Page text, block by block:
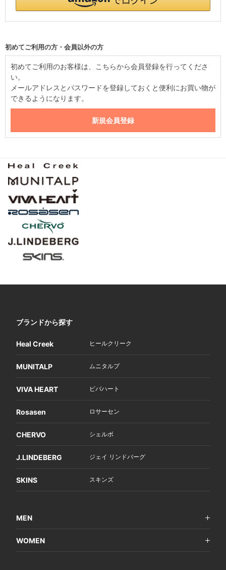
初めてご利用の方・会員以外の方
初めてご利用のお客様は、こちらから会員登録を行ってくださ
い。
メールアドレスとパスワードを登録しておくと便利にお買い物が
できるようになります。
ブランドから探す
Heal Creek ヒールクリーク
MUNITALP ムニタルプ
VIVA HEART ビバハート
Rosasen ロサーセン
CHERVO シェルボ
J.LINDEBERG ジェイ リンドバーグ
SKINS スキンズ
MEN
WOMEN